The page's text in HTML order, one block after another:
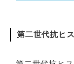
第二世代抗ヒ